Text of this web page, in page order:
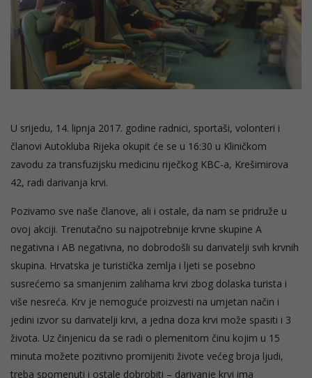
U srijedu, 14. lipnja 2017. godine radnici, sportaši, volonteri i
članovi Autokluba Rijeka okupit će se u 16:30 u Kliničkom
zavodu za transfuzijsku medicinu riječkog KBC-a, Krešimirova
42, radi darivanja krvi.
Pozivamo sve naše članove, ali i ostale, da nam se pridruže u
ovoj akciji. Trenutačno su najpotrebnije krvne skupine A
negativna i AB negativna, no dobrodošli su darivatelji svih krvnih
skupina. Hrvatska je turistička zemlja i ljeti se posebno
susrećemo sa smanjenim zalihama krvi zbog dolaska turista i
više nesreća. Krv je nemoguće proizvesti na umjetan način i
jedini izvor su darivatelji krvi, a jedna doza krvi može spasiti i 3
života. Uz činjenicu da se radi o plemenitom činu kojim u 15
minuta možete pozitivno promijeniti živote većeg broja ljudi,
treba spomenuti i ostale dobrobiti – darivanje krvi ima